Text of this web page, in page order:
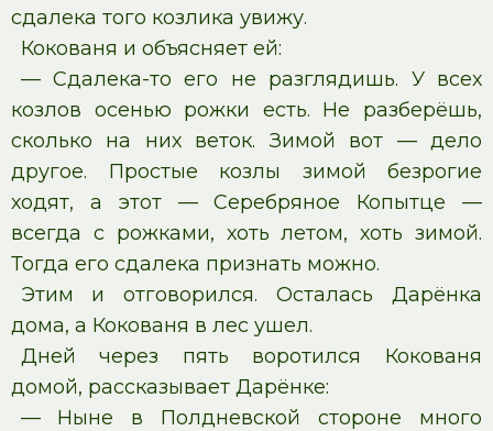
сдалека того козлика увижу.
Кокованя и объясняет ей:
— Сдалека-то его не разглядишь. У всех
козлов осенью рожки есть. Не разберёшь,
сколько на них веток. Зимой вот — дело
другое. Простые козлы зимой безрогие
ходят, а этот — Серебряное Копытце —
всегда с рожками, хоть летом, хоть зимой.
Тогда его сдалека признать можно.
Этим и отговорился. Осталась Дарёнка
дома, а Кокованя в лес ушел.
Дней через пять воротился Кокованя
домой, рассказывает Дарёнке:
— Ныне в Полдневской стороне много